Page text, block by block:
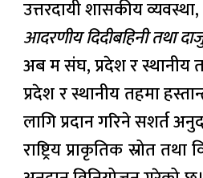
उत्तरदायी शासकीय व्यवस्था,
आदरणीय दिदीबहिनी तथा
अब म संघ, प्रदेश र स्थानीय
प्रदेश र स्थानीय तहमा
लागि प्रदान गरिने सशर्त
राष्ट्रिय प्राकृतिक स्रोत